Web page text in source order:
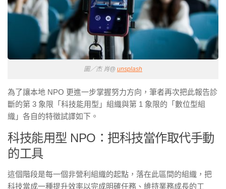
圖／杰 肖@ unsplash
為了讓本地 NPO 更進一步掌握努力方向，筆者再次把此報告診
斷的第 3 象限「科技能用型」組織與第 1 象限的「數位型組
織」各自的特徵試譯如下。
科技能用型 NPO：把科技當作取代手動
的工具
這個階段是每一個非營利組織的起點，落在此區間的組織，把
科技當成一種提升效率以完成明確任務、維持業務成長的工